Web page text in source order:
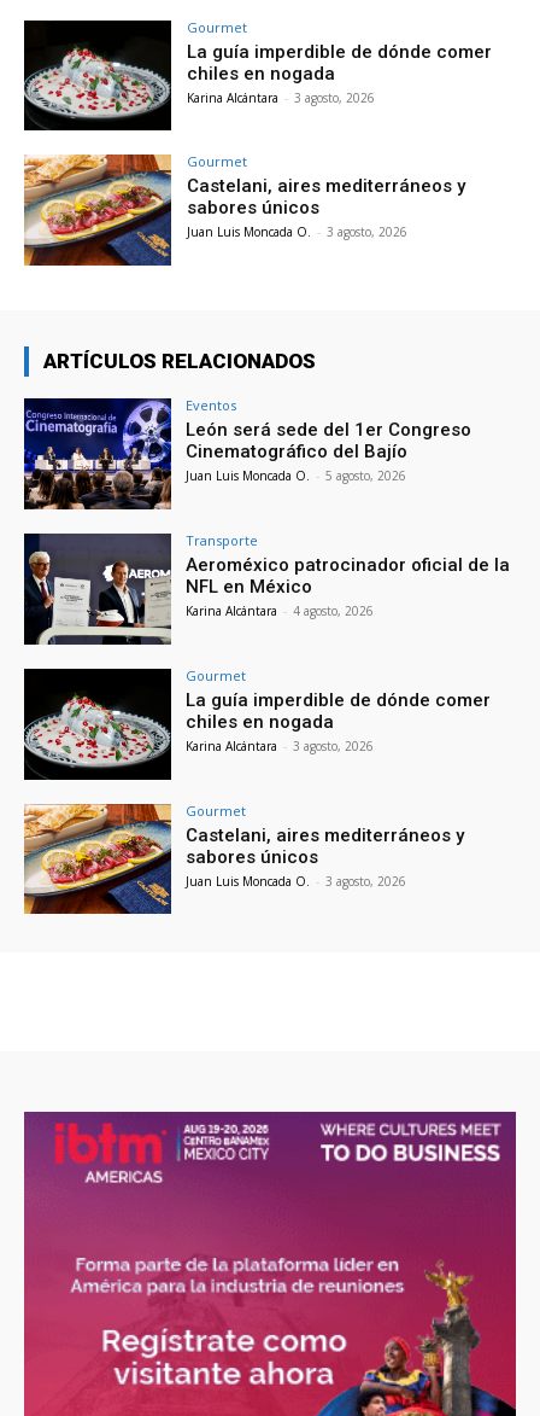
Gourmet
La guía imperdible de dónde comer
chiles en nogada
Karina Alcántara - 3 agosto, 2026
Gourmet
Castelani, aires mediterráneos y
sabores únicos
Juan Luis Moncada O. - 3 agosto, 2026
ARTÍCULOS RELACIONADOS
Eventos
León será sede del 1er Congreso
Cinematográfico del Bajío
Juan Luis Moncada O. - 5 agosto, 2026
Transporte
Aeroméxico patrocinador oficial de la
NFL en México
Karina Alcántara - 4 agosto, 2026
Gourmet
La guía imperdible de dónde comer
chiles en nogada
Karina Alcántara - 3 agosto, 2026
Gourmet
Castelani, aires mediterráneos y
sabores únicos
Juan Luis Moncada O. - 3 agosto, 2026